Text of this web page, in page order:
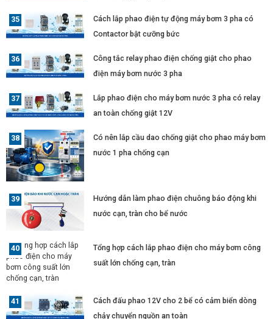
Cách lắp phao điện tự động máy bơm 3 pha có
Contactor bật cưỡng bức
Công tắc relay phao điện chống giật cho phao
điện máy bơm nước 3 pha
Lắp phao điện cho máy bơm nước 3 pha có relay
an toàn chống giật 12V
Có nên lắp cầu dao chống giật cho phao máy bơm
nước 1 pha chống cạn
Hướng dẫn làm phao điện chuông báo động khi
nước cạn, tràn cho bể nước
Tổng hợp cách lắp phao điện cho máy bơm công
suất lớn chống cạn, tràn
Cách đấu phao 12V cho 2 bể có cảm biển dòng
chảy chuyển nguồn an toàn